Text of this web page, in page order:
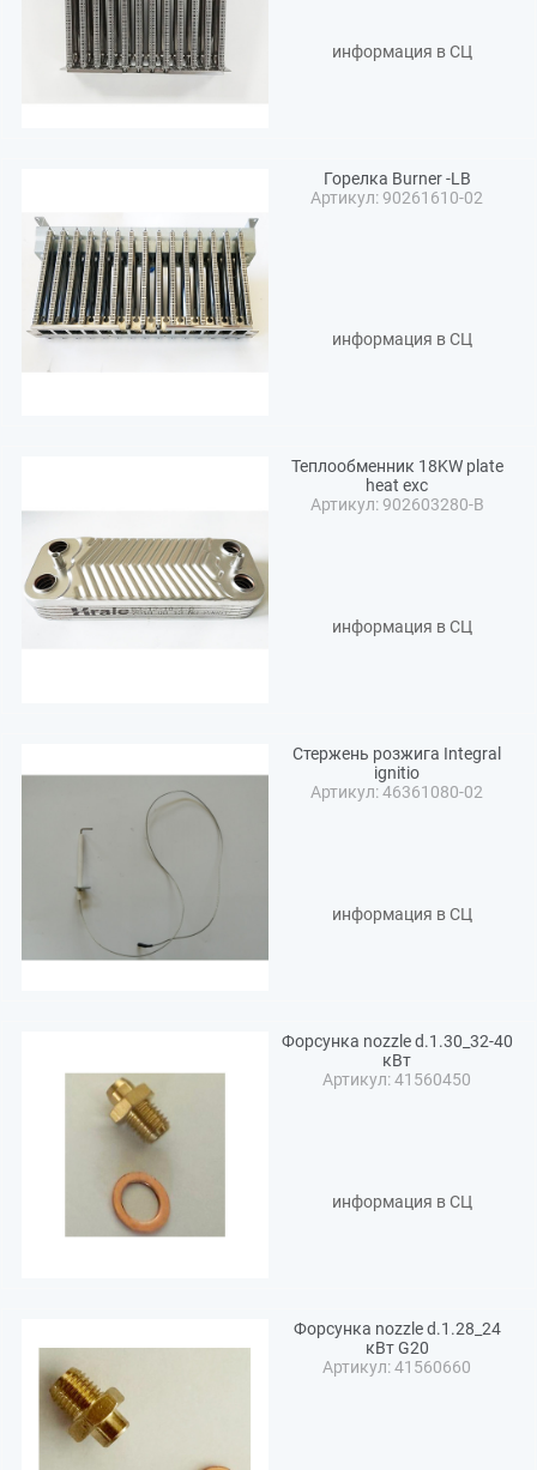
информация в СЦ
Горелка Burner -LB
Артикул: 90261610-02
информация в СЦ
Теплообменник 18KW plate
heat exc
Артикул: 902603280-B
информация в СЦ
Стержень розжига Integral
ignitio
Артикул: 46361080-02
информация в СЦ
Форсунка nozzle d.1.30_32-40
кВт
Артикул: 41560450
информация в СЦ
Форсунка nozzle d.1.28_24
кВт G20
Артикул: 41560660